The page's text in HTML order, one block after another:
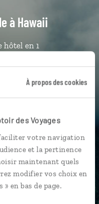
À propos des cookies
des Voyages
votre navigation
et la pertinence
maintenant quels
modifier vos choix en
en bas de page.
à Hawaii
hôtel en 1